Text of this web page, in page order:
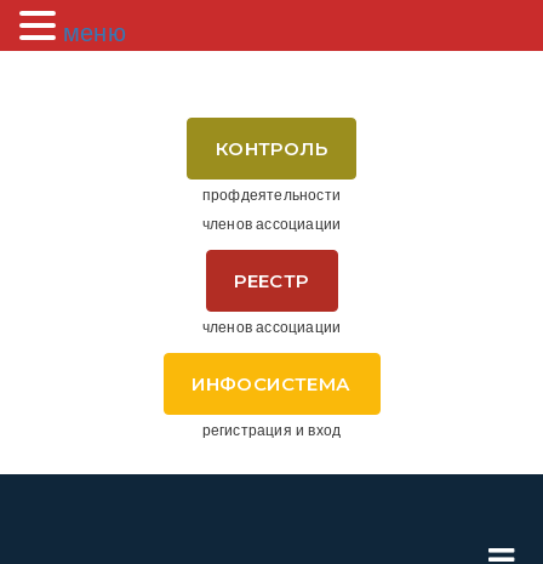
КОНТРОЛЬ
профдеятельности
членов ассоциации
РЕЕСТР
членов ассоциации
ИНФОСИСТЕМА
регистрация и вход
меню